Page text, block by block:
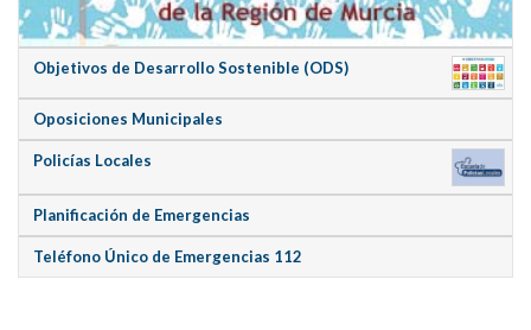
Objetivos de Desarrollo Sostenible (ODS)
Oposiciones Municipales
Policías Locales
Planificación de Emergencias
Teléfono Único de Emergencias 112